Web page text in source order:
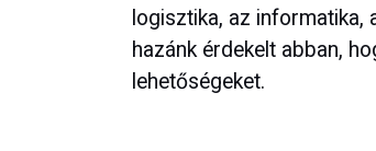
logisztika, az informatika,
hazánk érdekelt abban,
lehetőségeket.